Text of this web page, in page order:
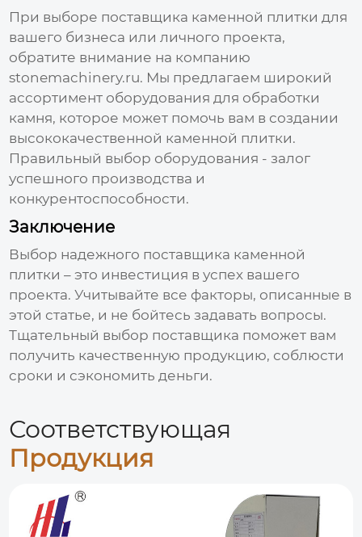
При выборе поставщика каменной плитки для
вашего бизнеса или личного проекта,
обратите внимание на компанию
stonemachinery.ru. Мы предлагаем широкий
ассортимент оборудования для обработки
камня, которое может помочь вам в создании
высококачественной каменной плитки.
Правильный выбор оборудования - залог
успешного производства и
конкурентоспособности.
Заключение
Выбор надежного поставщика каменной
плитки – это инвестиция в успех вашего
проекта. Учитывайте все факторы, описанные в
этой статье, и не бойтесь задавать вопросы.
Тщательный выбор поставщика поможет вам
получить качественную продукцию, соблюсти
сроки и сэкономить деньги.
Соответствующая
Продукция